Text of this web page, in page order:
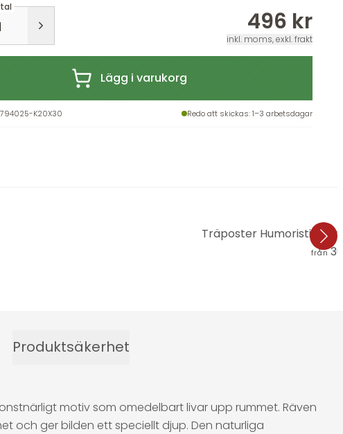
496 kr
inkl. moms, exkl. frakt
Lägg i varukorg
K20X30 Redo att skickas: 1–3 arbetsdagar
Träposter Humoristisk
från
Produktsäkerhet
motiv som omedelbart livar upp rummet. Räven
och ger bilden ett speciellt djup. Den naturliga